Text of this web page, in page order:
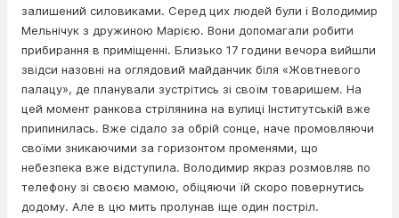
залишений силовиками. Серед цих людей були і Володимир
Мельнічук з дружиною Марією. Вони допомагали робити
прибирання в приміщенні. Близько 17 години вечора вийшли
звідси назовні на оглядовий майданчик біля «Жовтневого
палацу», де планували зустрітись зі своїм товаришем. На
цей момент ранкова стрілянина на вулиці Інститутській вже
припинилась. Вже сідало за обрій сонце, наче промовляючи
своїми зникаючими за горизонтом променями, що
небезпека вже відступила. Володимир якраз розмовляв по
телефону зі своєю мамою, обіцяючи їй скоро повернутись
додому. Але в цю мить пролунав іще один постріл.